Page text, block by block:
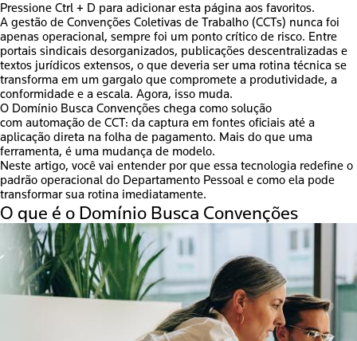
Pressione Ctrl + D para adicionar esta página aos favoritos.
A gestão de Convenções Coletivas de Trabalho (CCTs) nunca foi
apenas operacional, sempre foi um ponto crítico de risco. Entre
portais sindicais desorganizados, publicações descentralizadas e
textos jurídicos extensos, o que deveria ser uma rotina técnica se
transforma em um gargalo que compromete a produtividade, a
conformidade e a escala. Agora, isso muda.
O Domínio Busca Convenções chega como solução
com automação de CCT: da captura em fontes oficiais até a
aplicação direta na folha de pagamento. Mais do que uma
ferramenta, é uma mudança de modelo.
Neste artigo, você vai entender por que essa tecnologia redefine o
padrão operacional do Departamento Pessoal e como ela pode
transformar sua rotina imediatamente.
O que é o Domínio Busca Convenções